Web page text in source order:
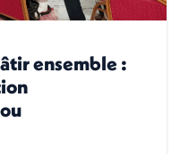
ensemble :